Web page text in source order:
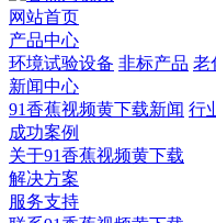
网站首页
产品中心
环境试验设备 非标产品 老
新闻中心
91香蕉视频黄下载新闻 行
成功案例
关于91香蕉视频黄下载
解决方案
服务支持